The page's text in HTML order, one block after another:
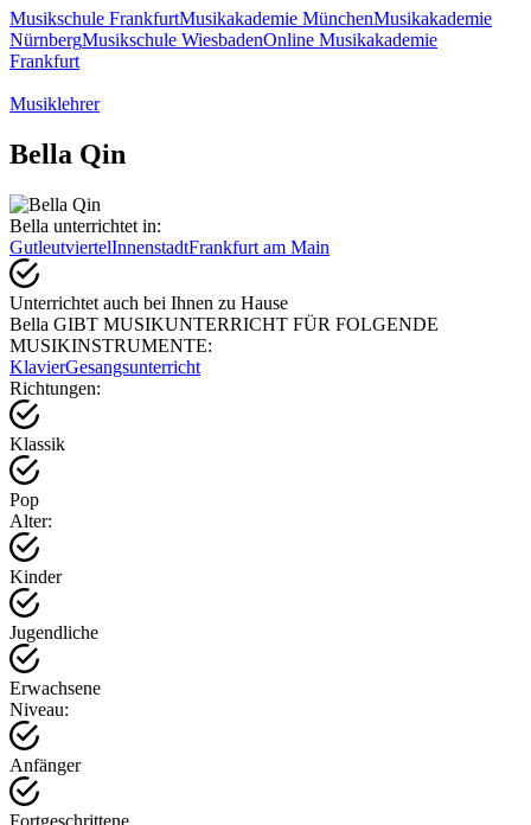
Musikschule FrankfurtMusikakademie MünchenMusikakademie
NürnbergMusikschule WiesbadenOnline Musikakademie
Frankfurt
Musiklehrer
Bella Qin
Bella unterrichtet in:
GutleutviertelInnenstadtFrankfurt am Main
Unterrichtet auch bei Ihnen zu Hause
Bella GIBT MUSIKUNTERRICHT FÜR FOLGENDE
MUSIKINSTRUMENTE:
KlavierGesangsunterricht
Richtungen:
Klassik
Pop
Alter:
Kinder
Jugendliche
Erwachsene
Niveau:
Anfänger
Fortgeschrittene